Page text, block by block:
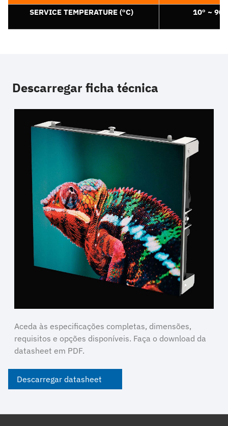
SERVICE TEMPERATURE (ºC) 10º ~ 90º
Descarregar ficha técnica
Aceda às especificações completas, dimensões,
requisitos e opções disponíveis. Faça o download da
datasheet em PDF.
Descarregar datasheet